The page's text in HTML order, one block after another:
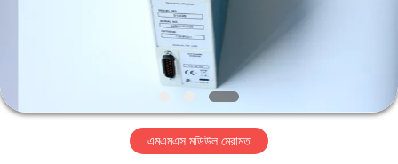
আমাদের
সম্বন্ধে
এমএমএস মডিউল মেরামত